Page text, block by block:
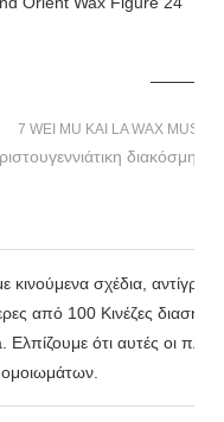
7 WEI MU KAI LA WAX
από 100 Κινέζες
ότι αυτές οι